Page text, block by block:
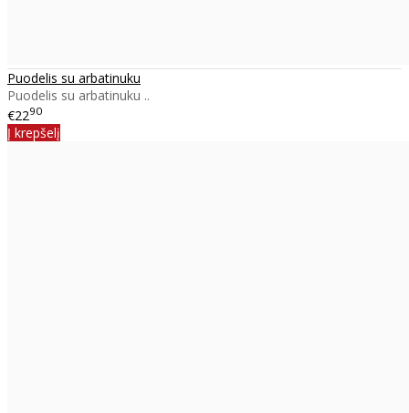
Puodelis su arbatinuku
Puodelis su arbatinuku ..
€2290
Į krepšelį